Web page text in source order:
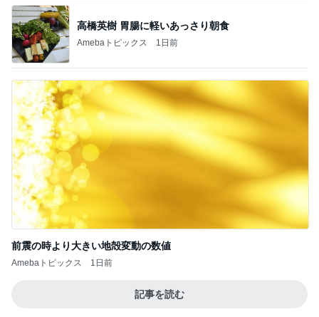
高橋英樹 胃腸に軽いあっさり朝食
Amebaトピックス 1日前
前震の時より大きい地殻変動の数値
Amebaトピックス 1日前
記事を読む